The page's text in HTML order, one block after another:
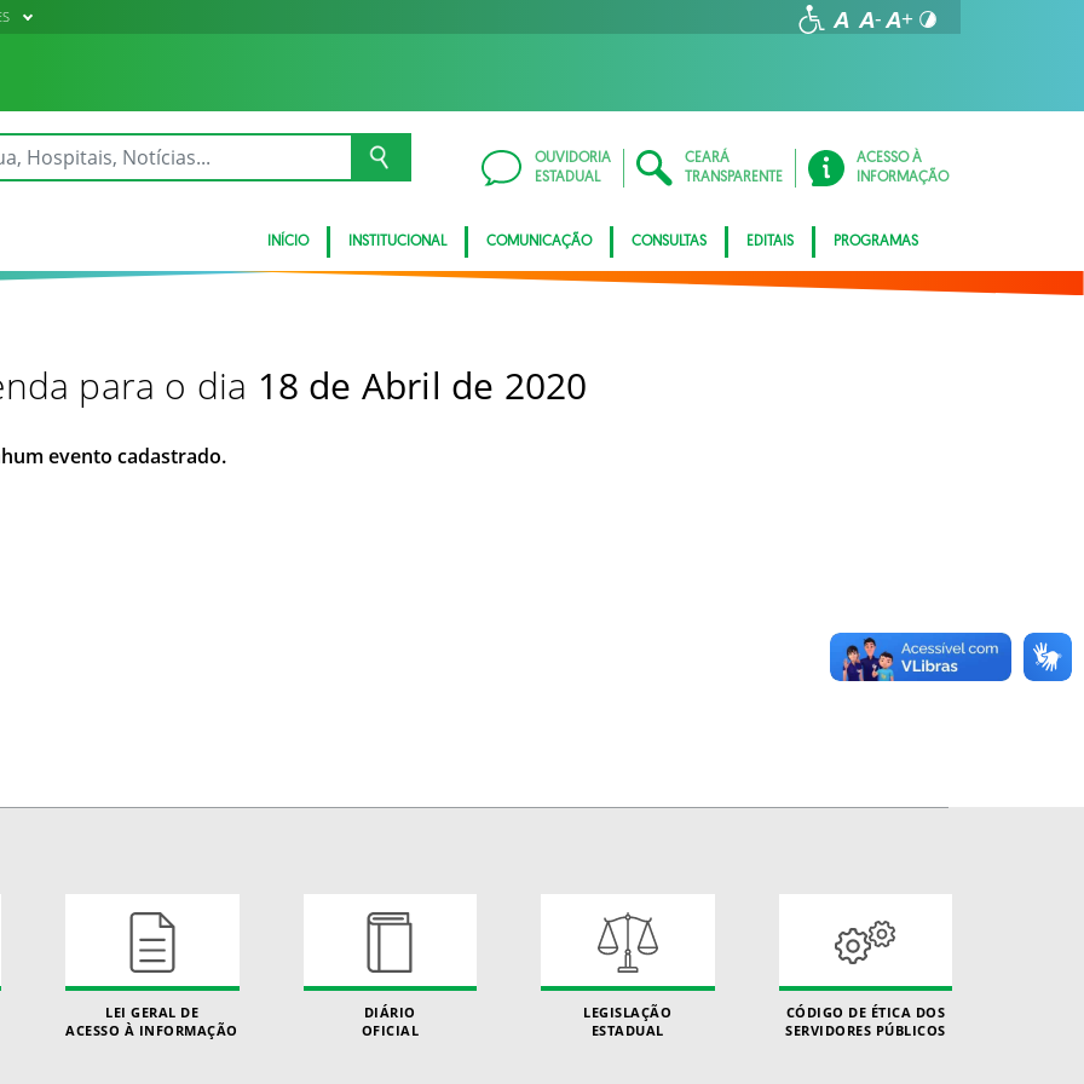
OUVIDORIA
ESTADUAL
CEARÁ
TRANSPARENTE
ACESSO À
INFORMAÇÃO
INÍCIO INSTITUCIONAL COMUNICAÇÃO CONSULTAS EDITAIS PROGRAMAS
para o dia 18 de Abril de 2020
evento cadastrado.
LEI GERAL DE
ACESSO À INFORMAÇÃO
DIÁRIO
OFICIAL
LEGISLAÇÃO
ESTADUAL
CÓDIGO DE ÉTICA DOS
SERVIDORES PÚBLICOS